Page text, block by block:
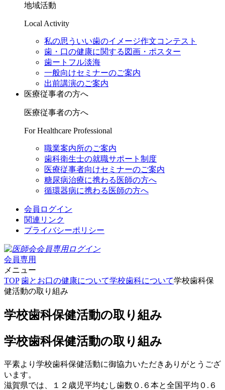
地域活動
Local Activity
私の思ういい歯のイメージ作文コンテスト
歯・口の健康に関する図画・ポスター
歯ートフル淡海
一般向けセミナーのご案内
出前講演のご案内
医療従事者の方へ
医療従事者の方へ
For Healthcare Professional
職業案内所のご案内
歯科衛生士の就職サポート制度
医療従事者向けセミナーのご案内
糖尿病治療に携わる医師の方へ
循環器病に携わる医師の方へ
会員ログイン
関連リンク
プライバシーポリシー
会員専用
メニュー
TOP 歯とお口の健康について学校歯科について学校歯科保
健活動の取り組み
学校歯科保健活動の取り組み
学校歯科保健活動の取り組み
平素より学校歯科保健活動に御協力いただきありがとうござ
います。
滋賀県では、１２歳児平均むし歯数０.６本と全国平均０.６